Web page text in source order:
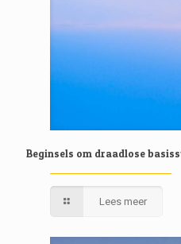
Beginsels om draadlose
Lees meer